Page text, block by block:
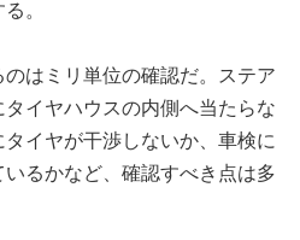
。
はミリ単位の確認だ。ステア
イヤハウスの内側へ当たらな
イヤが干渉しないか、車検に
るかなど、確認すべき点は多